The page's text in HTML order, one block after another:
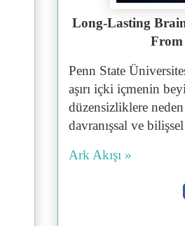
Long-Lasting
From
Penn State
aşırı içki içmenin
düzensizliklere
davranışsal ve
Ark Akışı »